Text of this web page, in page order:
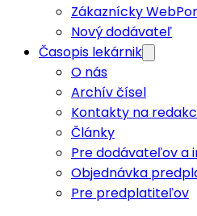
Zákaznícky
Nový dodávateľ
Časopis lekárnik
O nás
Archív čísel
Kontakty na
Články
Pre dodávateľov a
Objednávka
Pre predplatiteľov